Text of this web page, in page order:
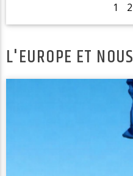
1 2
L'EUROPE ET NOUS